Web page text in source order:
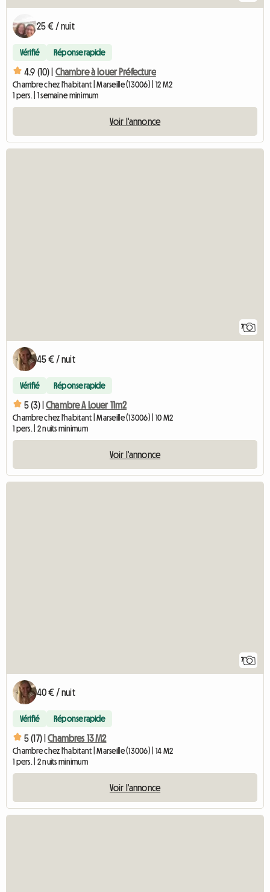
25 € / nuit
Vérifié Réponse rapide
4.9 (10) | Chambre à louer Préfecture
Chambre chez l'habitant | Marseille (13006) | 12 M2
1 pers. | 1 semaine minimum
Voir l'annonce
7
45 € / nuit
Vérifié Réponse rapide
5 (3) | Chambre A Louer 11m2
Chambre chez l'habitant | Marseille (13006) | 10 M2
1 pers. | 2 nuits minimum
Voir l'annonce
7
40 € / nuit
Vérifié Réponse rapide
5 (17) | Chambres 13 M2
Chambre chez l'habitant | Marseille (13006) | 14 M2
1 pers. | 2 nuits minimum
Voir l'annonce